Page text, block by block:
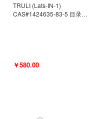
TRULI (Lats-IN-1)
CAS#1424635-83-5 目录号
￥580.00